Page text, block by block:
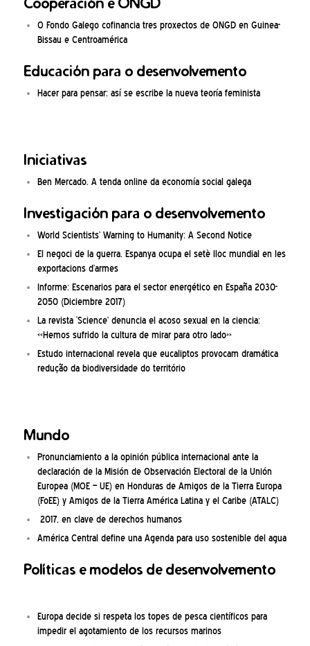
O Fondo Galego cofinancia tres proxectos de ONGD en Guinea-
Bissau e Centroamérica
Educación para o desenvolvemento
Hacer para pensar: así se escribe la nueva teoría feminista
Iniciativas
Ben Mercado. A tenda online da economía social galega
Investigación para o desenvolvemento
World Scientists’ Warning to Humanity: A Second Notice
El negoci de la guerra. Espanya ocupa el setè lloc mundial en les
exportacions d’armes
Informe: Escenarios para el sector energético en España 2030-
2050 (Diciembre 2017)
La revista ‘Science’ denuncia el acoso sexual en la ciencia:
«Hemos sufrido la cultura de mirar para otro lado»
Estudo internacional revela que eucaliptos provocam dramática
redução da biodiversidade do território
Mundo
Pronunciamiento a la opinión pública internacional ante la
declaración de la Misión de Observación Electoral de la Unión
Europea (MOE – UE) en Honduras de Amigos de la Tierra Europa
(FoEE) y Amigos de la Tierra América Latina y el Caribe (ATALC)
2017, en clave de derechos humanos
América Central define una Agenda para uso sostenible del agua
Políticas e modelos de desenvolvemento
Europa decide si respeta los topes de pesca científicos para
impedir el agotamiento de los recursos marinos